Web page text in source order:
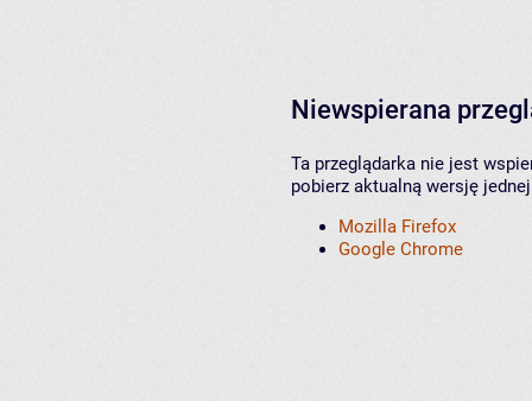
Niewspierana
Ta przeglądarka nie jest
pobierz aktualną wersję
Mozilla Firefox
Google Chrome